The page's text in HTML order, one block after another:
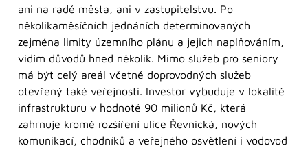
ani na radě města, ani v zastupitelstvu. Po
několikaměsíčních jednáních determinovaných
zejména limity územního plánu a jejich naplňováním,
vidím důvodů hned několik. Mimo služeb pro seniory
má být celý areál včetně doprovodných služeb
otevřený také veřejnosti. Investor vybuduje v lokalitě
infrastrukturu v hodnotě 90 milionů Kč, která
zahrnuje kromě rozšíření ulice Řevnická, nových
komunikací, chodníků a veřejného osvětlení i vodovod